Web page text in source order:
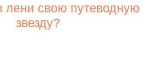
лени свою путеводную
звезду?